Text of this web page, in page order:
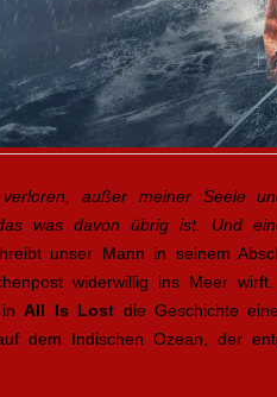
außer meiner Seele
was davon übrig ist. Und
unser Mann in seinem
widerwillig ins Meer
All Is Lost die Geschichte
dem Indischen Ozean, der